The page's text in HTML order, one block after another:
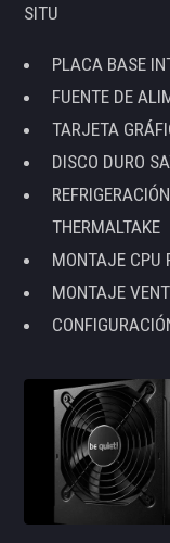
SITU
PLACA BASE
FUENTE DE
TARJETA
DISCO DURO
THERMALTAKE
MONTAJE CPU
MONTAJE